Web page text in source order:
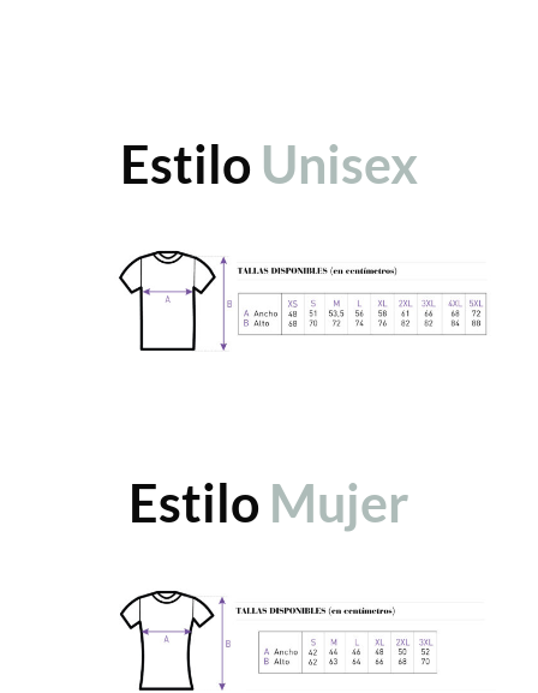
Estilo Unisex
Estilo Mujer